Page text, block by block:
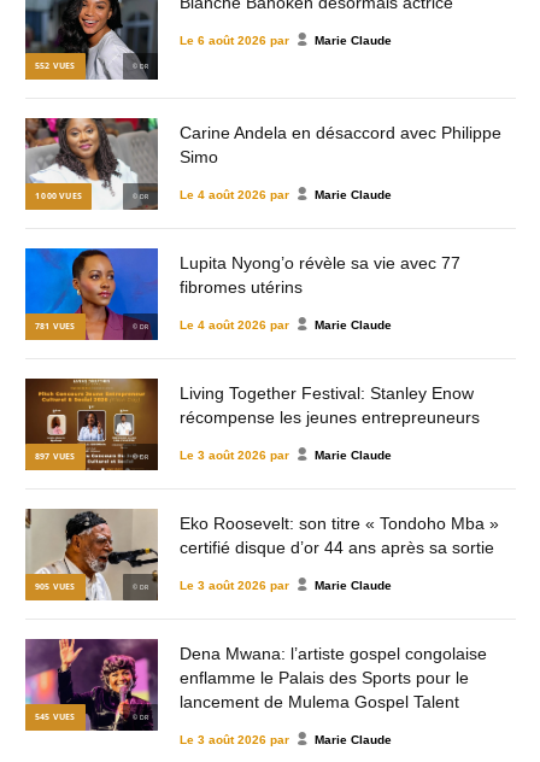
552 VUES © DR
Le 6 août 2026 par Marie Claude
1 000 VUES © DR
Carine Andela en désaccord avec Philippe
Simo
Le 4 août 2026 par Marie Claude
781 VUES © DR
Lupita Nyong’o révèle sa vie avec 77
fibromes utérins
Le 4 août 2026 par Marie Claude
897 VUES © DR
Living Together Festival: Stanley Enow
récompense les jeunes entrepreuneurs
Le 3 août 2026 par Marie Claude
905 VUES © DR
Eko Roosevelt: son titre « Tondoho Mba »
certifié disque d’or 44 ans après sa sortie
Le 3 août 2026 par Marie Claude
545 VUES © DR
Dena Mwana: l’artiste gospel congolaise
enflamme le Palais des Sports pour le
lancement de Mulema Gospel Talent
Le 3 août 2026 par Marie Claude